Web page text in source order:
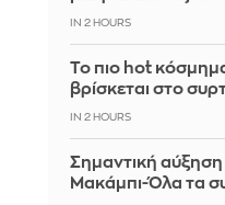
IN 2 HOURS
Το πιο hot
βρίσκεται στο
IN 2 HOURS
Σημαντική
Μακάμπι-Όλα τα